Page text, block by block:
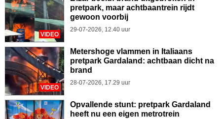
VIDEO
pretpark, maar achtbaantrein rijdt
gewoon voorbij
29-07-2026, 12.40 uur
VIDEO
Metershoge vlammen in Italiaans
pretpark Gardaland: achtbaan dicht na
brand
28-07-2026, 17.29 uur
Opvallende stunt: pretpark Gardaland
heeft nu een eigen metrotrein